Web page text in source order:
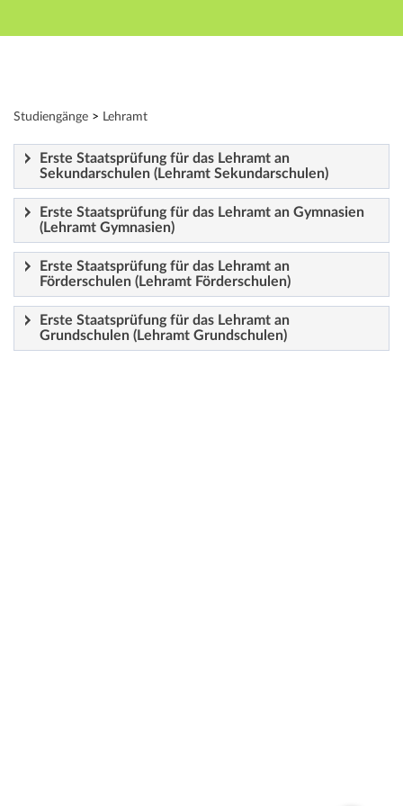
Hauptnavigation
Fußzeile
Modulverzeichnis - Studiengänge
Studiengänge > Lehramt
Erste Staatsprüfung für das Lehramt an
Sekundarschulen (Lehramt Sekundarschulen)
Erste Staatsprüfung für das Lehramt an Gymnasien
(Lehramt Gymnasien)
Erste Staatsprüfung für das Lehramt an
Förderschulen (Lehramt Förderschulen)
Erste Staatsprüfung für das Lehramt an
Grundschulen (Lehramt Grundschulen)